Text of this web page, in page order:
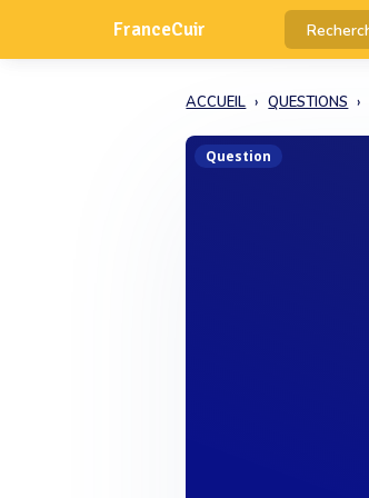
FranceCuir
ACCUEIL QUESTIONS
Question